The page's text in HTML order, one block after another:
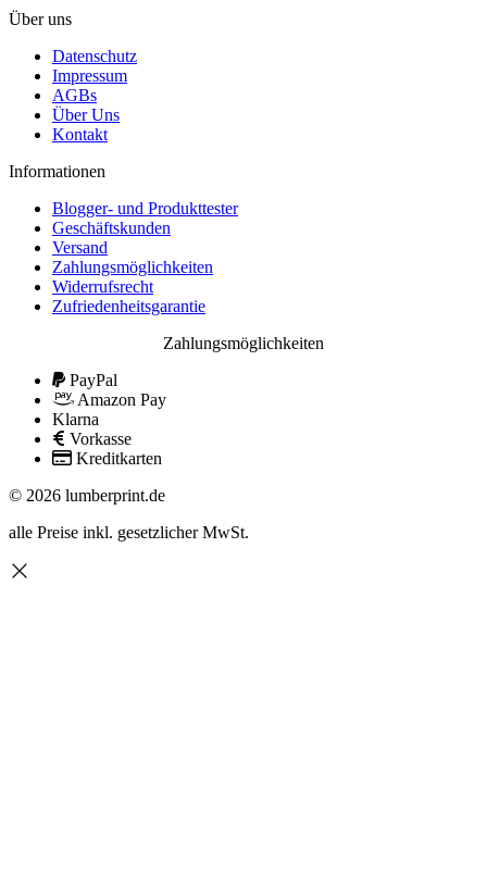
Über uns
Datenschutz
Impressum
AGBs
Über Uns
Kontakt
Informationen
Blogger- und Produkttester
Geschäftskunden
Versand
Zahlungsmöglichkeiten
Widerrufsrecht
Zufriedenheitsgarantie
Zahlungsmöglichkeiten
PayPal
Amazon Pay
Klarna
Vorkasse
Kreditkarten
© 2026 lumberprint.de
alle Preise inkl. gesetzlicher MwSt.